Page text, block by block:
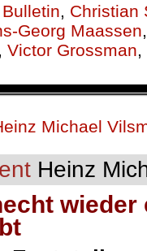
, Christian
Georg Maassen
Victor Grossman,
Michael
Heinz
wieder